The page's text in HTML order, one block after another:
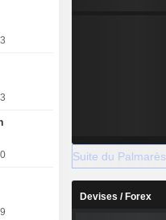
budget,
Jo&Joe,
Suite du Palmarès
Devises / Forex